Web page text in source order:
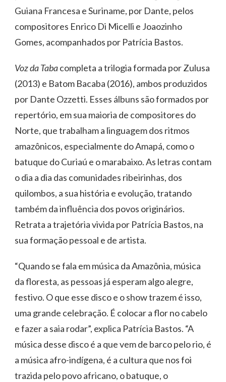
Guiana Francesa e Suriname, por Dante, pelos
compositores Enrico Di Micelli e Joaozinho
Gomes, acompanhados por Patrícia Bastos.
Voz da Tabacompleta a trilogia formada por Zulusa
(2013) e Batom Bacaba (2016), ambos produzidos
por Dante Ozzetti. Esses álbuns são formados por
repertório, em sua maioria de compositores do
Norte, que trabalham a linguagem dos ritmos
amazônicos, especialmente do Amapá, como o
batuque do Curiaú e o marabaixo. As letras contam
o dia a dia das comunidades ribeirinhas, dos
quilombos, a sua história e evolução, tratando
também da influência dos povos originários.
Retrata a trajetória vivida por Patrícia Bastos, na
sua formação pessoal e de artista.
“Quando se fala em música da Amazônia, música
da floresta, as pessoas já esperam algo alegre,
festivo. O que esse disco e o show trazem é isso,
uma grande celebração. É colocar a flor no cabelo
e fazer a saia rodar”, explica Patrícia Bastos. “A
música desse disco é a que vem de barco pelo rio, é
a música afro-indígena, é a cultura que nos foi
trazida pelo povo africano, o batuque, o